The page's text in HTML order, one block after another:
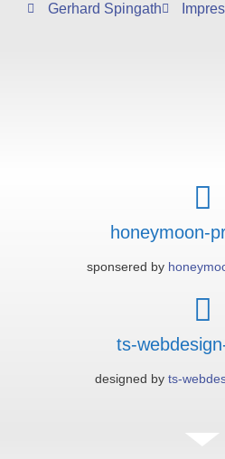
Gerhard Spingath
honeymoon-
sponsered by
ts-
designed by ts-